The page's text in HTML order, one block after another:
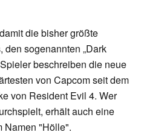
die bisher größte
sogenannten „Dark
beschreiben die neue
von Capcom seit dem
von Resident Evil 4. Wer
erhält auch eine
Namen "Hölle".